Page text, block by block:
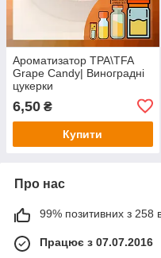
Ароматизатор TPA\TFA
Grape Candy| Виноградні
цукерки
6,50 ₴
Купити
Про нас
99% позитивних з 258
Працює з 07.07.2016